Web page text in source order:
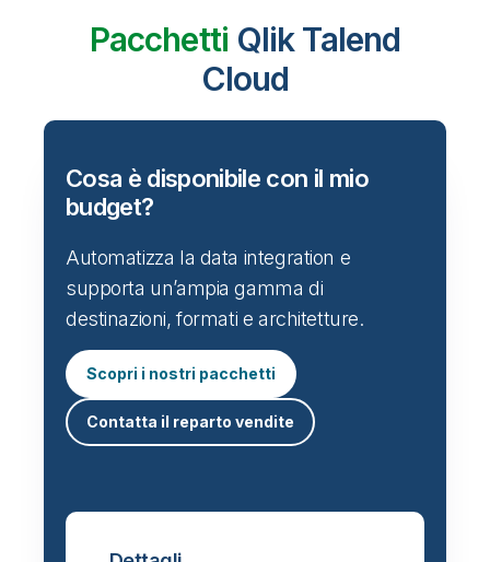
Pacchetti Qlik Talend
Cloud
Cosa è disponibile con il mio
budget?
Automatizza la data integration e
supporta un’ampia gamma di
destinazioni, formati e architetture.
Scopri i nostri pacchetti
Contatta il reparto vendite